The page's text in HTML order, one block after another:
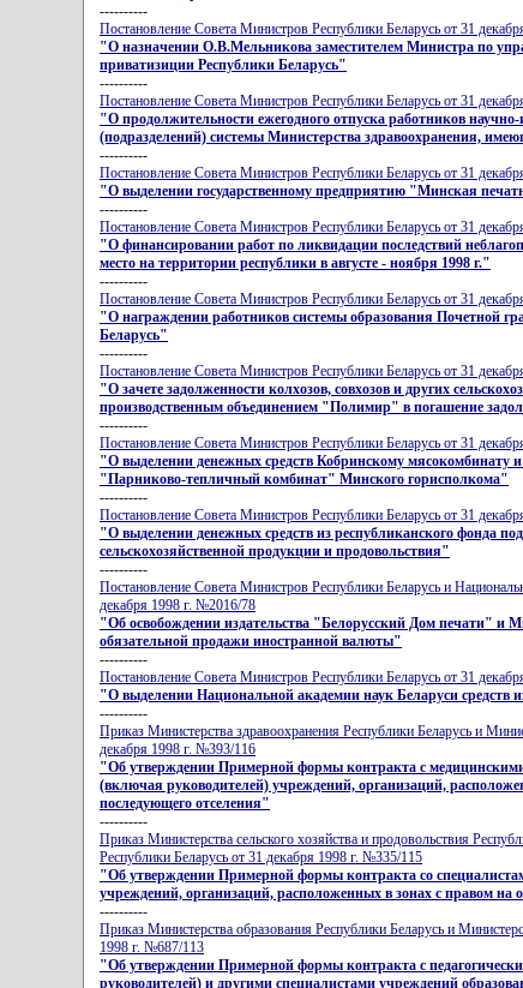
----------
Постановление Совета Министров Республики Беларусь от 31
"О назначении О.В.Мельникова заместителем Министра по
приватизиции Республики Беларусь"
----------
Постановление Совета Министров Республики Беларусь от 31
"О продолжительности ежегодного отпуска работников научно-
(подразделений) системы Министерства здравоохранения,
----------
Постановление Совета Министров Республики Беларусь от 31
"О выделении государственному предприятию "Минская
----------
Постановление Совета Министров Республики Беларусь от 31
"О финансировании работ по ликвидации последствий
место на территории республики в августе - ноября 1998 г."
----------
Постановление Совета Министров Республики Беларусь от 31
"О награждении работников системы образования Почетной
Беларусь"
----------
Постановление Совета Министров Республики Беларусь от 31
"О зачете задолженности колхозов, совхозов и других
производственным объединением "Полимир" в погашение
----------
Постановление Совета Министров Республики Беларусь от 31
"О выделении денежных средств Кобринскому мясокомбинату
"Парниково-тепличный комбинат" Минского горисполкома"
----------
Постановление Совета Министров Республики Беларусь от 31
"О выделении денежных средств из республиканского фонда
сельскохозяйственной продукции и продовольствия"
----------
Постановление Совета Министров Республики Беларусь и
декабря 1998 г. №2016/78
"Об освобождении издательства "Белорусский Дом печати" и
обязательной продажи иностранной валюты"
----------
Постановление Совета Министров Республики Беларусь от 31
"О выделении Национальной академии наук Беларуси средств
----------
Приказ Министерства здравоохранения Республики Беларусь и
декабря 1998 г. №393/116
"Об утверждении Примерной формы контракта с
(включая руководителей) учреждений, организаций,
последующего отселения"
----------
Приказ Министерства сельского хозяйства и продовольствия
Республики Беларусь от 31 декабря 1998 г. №335/115
"Об утверждении Примерной формы контракта со
учреждений, организаций, расположенных в зонах с правом на
----------
Приказ Министерства образования Республики Беларусь и
1998 г. №687/113
"Об утверждении Примерной формы контракта с
руководителей) и другими специалистами учреждений